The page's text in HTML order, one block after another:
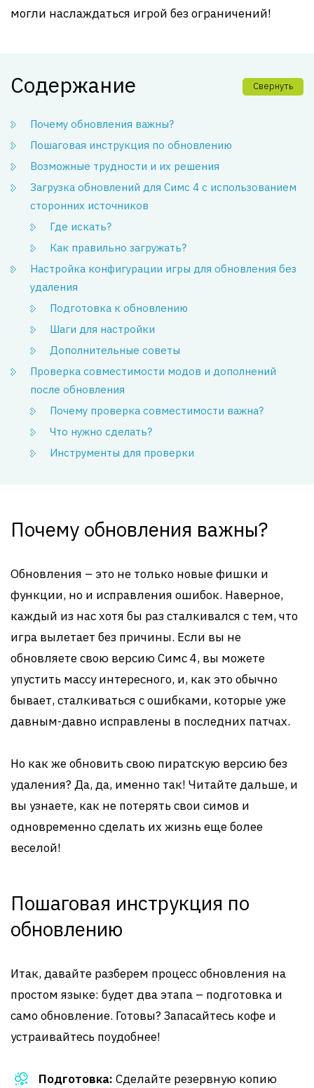
могли наслаждаться игрой без ограничений!
Содержание Свернуть
Почему обновления важны?
Пошаговая инструкция по обновлению
Возможные трудности и их решения
Загрузка обновлений для Симс 4 с использованием
сторонних источников
Где искать?
Как правильно загружать?
Настройка конфигурации игры для обновления без
удаления
Подготовка к обновлению
Шаги для настройки
Дополнительные советы
Проверка совместимости модов и дополнений
после обновления
Почему проверка совместимости важна?
Что нужно сделать?
Инструменты для проверки
Почему обновления важны?
Обновления – это не только новые фишки и
функции, но и исправления ошибок. Наверное,
каждый из нас хотя бы раз сталкивался с тем, что
игра вылетает без причины. Если вы не
обновляете свою версию Симс 4, вы можете
упустить массу интересного, и, как это обычно
бывает, сталкиваться с ошибками, которые уже
давным-давно исправлены в последних патчах.
Но как же обновить свою пиратскую версию без
удаления? Да, да, именно так! Читайте дальше, и
вы узнаете, как не потерять свои симов и
одновременно сделать их жизнь еще более
веселой!
Пошаговая инструкция по
обновлению
Итак, давайте разберем процесс обновления на
простом языке: будет два этапа – подготовка и
само обновление. Готовы? Запасайтесь кофе и
устраивайтесь поудобнее!
Подготовка: Сделайте резервную копию